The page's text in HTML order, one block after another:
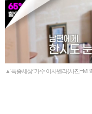
▲'특종세상' 가수 이사벨라(사진